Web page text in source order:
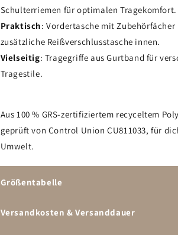
Schulterriemen für optimalen Tragekomfort.
Praktisch: Vordertasche mit Zubehörfächer
zusätzliche Reißverschlusstasche innen.
Vielseitig: Tragegriffe aus Gurtband für
Tragestile.
Aus 100 % GRS-zertifiziertem recyceltem
geprüft von Control Union CU811033, für
Umwelt.
Größentabelle
Versandkosten & Versanddauer